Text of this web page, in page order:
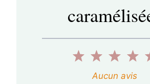
4
3
é
2
é
1
Aucun avis